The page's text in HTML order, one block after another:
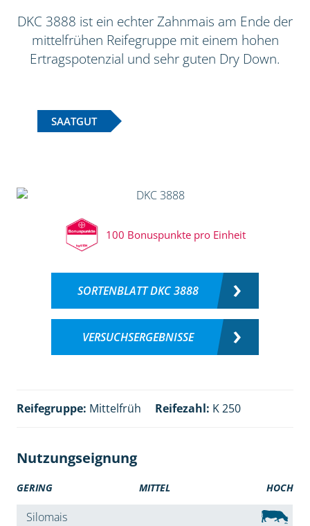
DKC 3888 ist ein echter Zahnmais am Ende der
mittelfrühen Reifegruppe mit einem hohen
Ertragspotenzial und sehr guten Dry Down.
SAATGUT
100 Bonuspunkte pro Einheit
SORTENBLATT DKC 3888
VERSUCHSERGEBNISSE
Reifegruppe: Mittelfrüh Reifezahl: K 250
Nutzungseignung
GERING MITTEL HOCH
Silomais